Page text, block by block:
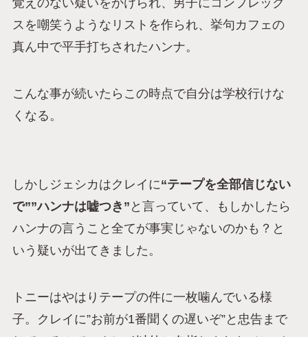
覚えのない疑いをかけられ、男子にコンプレック
スを嘲笑うようなリストを作られ、挙句カフェの
真ん中で平手打ちされたハンナ。
こんな事が続いたらこの時点で自分は学校行けな
くなる。
しかしジェシカはクレイに“テープを全部信じない
で””ハンナは嘘つき” と言っていて、もしかしたら
ハンナの言うこと全てが事実じゃないのかも？と
いう疑いが出てきました。
トニーはやはりテープの件に一枚噛んでいる様
子。クレイに”お前が1番聞くの遅いぞ”と忠告まで